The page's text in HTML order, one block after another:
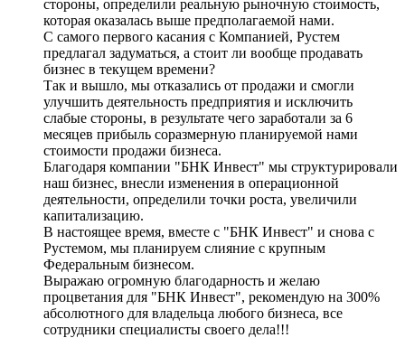
стороны, определили реальную рыночную стоимость,
которая оказалась выше предполагаемой нами.
С самого первого касания с Компанией, Рустем
предлагал задуматься, а стоит ли вообще продавать
бизнес в текущем времени?
Так и вышло, мы отказались от продажи и смогли
улучшить деятельность предприятия и исключить
слабые стороны, в результате чего заработали за 6
месяцев прибыль соразмерную планируемой нами
стоимости продажи бизнеса.
Благодаря компании "БНК Инвест" мы структурировали
наш бизнес, внесли изменения в операционной
деятельности, определили точки роста, увеличили
капитализацию.
В настоящее время, вместе с "БНК Инвест" и снова с
Рустемом, мы планируем слияние с крупным
Федеральным бизнесом.
Выражаю огромную благодарность и желаю
процветания для "БНК Инвест", рекомендую на 300%
абсолютного для владельца любого бизнеса, все
сотрудники специалисты своего дела!!!